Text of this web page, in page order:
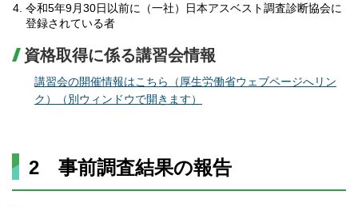
令和5年9月30日以前に（一社）日本アスベスト調査診断協会に
登録されている者
資格取得に係る講習会情報
講習会の開催情報はこちら（厚生労働省ウェブページへリン
ク）（別ウィンドウで開きます）
2 事前調査結果の報告